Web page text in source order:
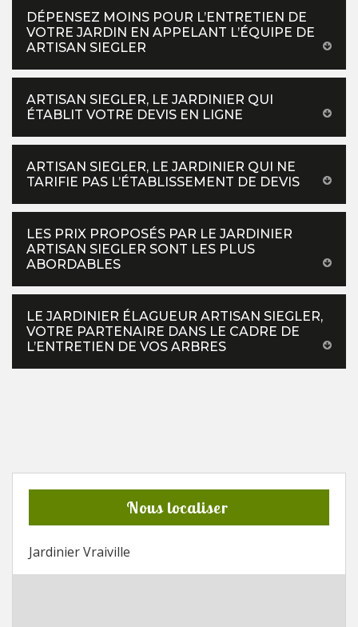
DÉPENSEZ MOINS POUR L’ENTRETIEN DE
VOTRE JARDIN EN APPELANT L’ÉQUIPE DE
ARTISAN SIEGLER
ARTISAN SIEGLER, LE JARDINIER QUI
ÉTABLIT VOTRE DEVIS EN LIGNE
ARTISAN SIEGLER, LE JARDINIER QUI NE
TARIFIE PAS L’ÉTABLISSEMENT DE DEVIS
LES PRIX PROPOSÉS PAR LE JARDINIER
ARTISAN SIEGLER SONT LES PLUS
ABORDABLES
LE JARDINIER ÉLAGUEUR ARTISAN SIEGLER,
VOTRE PARTENAIRE DANS LE CADRE DE
L’ENTRETIEN DE VOS ARBRES
Nous localiser
Jardinier Vraiville